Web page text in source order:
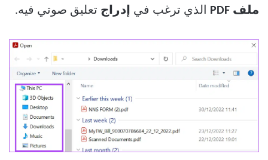
ملف PDF الذي ترغب في إدراج تعليق صوتي فيه.